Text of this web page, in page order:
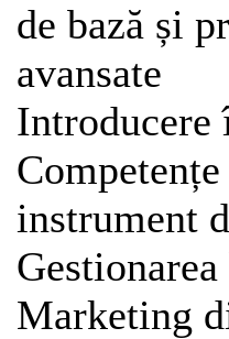
de bază și
avansate
Introducere
instrument
Marketing